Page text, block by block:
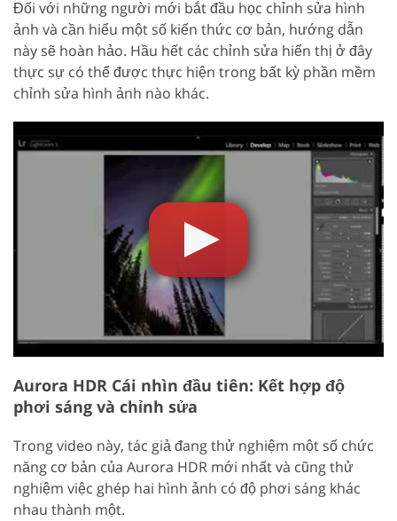
Đối với những người mới bắt đầu học chỉnh sửa hình
ảnh và cần hiểu một số kiến thức cơ bản, hướng dẫn
này sẽ hoàn hảo. Hầu hết các chỉnh sửa hiển thị ở đây
thực sự có thể được thực hiện trong bất kỳ phần mềm
chỉnh sửa hình ảnh nào khác.
Aurora HDR Cái nhìn đầu tiên: Kết hợp độ
phơi sáng và chỉnh sửa
Trong video này, tác giả đang thử nghiệm một số chức
năng cơ bản của Aurora HDR mới nhất và cũng thử
nghiệm việc ghép hai hình ảnh có độ phơi sáng khác
nhau thành một.